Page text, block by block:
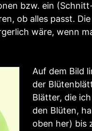
bzw. ein
ob alles passt.
wäre, wenn
Auf dem Bild
der
Blätter, die
den Blüten,
oben her) bis